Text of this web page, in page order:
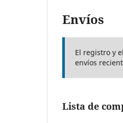
Envíos
El registro y
envíos
Lista de